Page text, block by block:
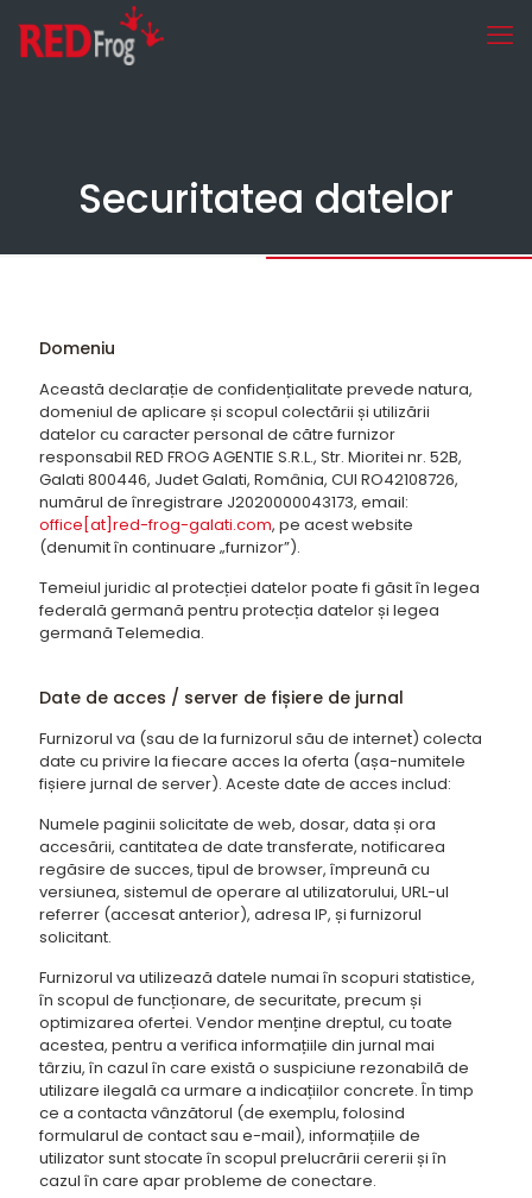
Securitatea datelor
Domeniu
Această declarație de confidențialitate prevede natura,
domeniul de aplicare și scopul colectării și utilizării
datelor cu caracter personal de către furnizor
responsabil RED FROG AGENTIE S.R.L., Str. Mioritei nr. 52B,
Galati 800446, Judet Galati, România, CUI RO42108726,
numărul de înregistrare J2020000043173, email:
office[at]red-frog-galati.com, pe acest website
(denumit în continuare „furnizor”).
Temeiul juridic al protecției datelor poate fi găsit în legea
federală germană pentru protecția datelor și legea
germană Telemedia.
Date de acces / server de fișiere de jurnal
Furnizorul va (sau de la furnizorul său de internet) colecta
date cu privire la fiecare acces la oferta (așa-numitele
fișiere jurnal de server). Aceste date de acces includ:
Numele paginii solicitate de web, dosar, data și ora
accesării, cantitatea de date transferate, notificarea
regăsire de succes, tipul de browser, împreună cu
versiunea, sistemul de operare al utilizatorului, URL-ul
referrer (accesat anterior), adresa IP, și furnizorul
solicitant.
Furnizorul va utilizează datele numai în scopuri statistice,
în scopul de funcționare, de securitate, precum și
optimizarea ofertei. Vendor menține dreptul, cu toate
acestea, pentru a verifica informațiile din jurnal mai
târziu, în cazul în care există o suspiciune rezonabilă de
utilizare ilegală ca urmare a indicațiilor concrete. În timp
ce a contacta vânzătorul (de exemplu, folosind
formularul de contact sau e-mail), informațiile de
utilizator sunt stocate în scopul prelucrării cererii și în
cazul în care apar probleme de conectare.